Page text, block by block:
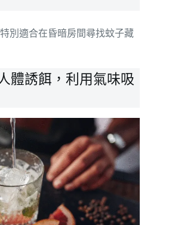
別適合在昏暗房間尋找蚊子藏
體誘餌，利用氣味吸